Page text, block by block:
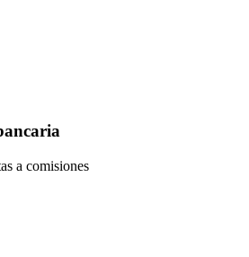
a comisiones